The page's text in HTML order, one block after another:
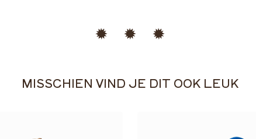
MISSCHIEN VIND JE DIT OOK LEUK